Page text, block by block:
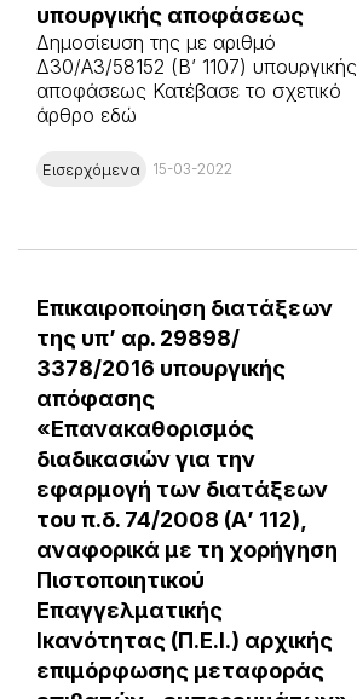
υπουργικής αποφάσεως
Δημοσίευση της με αριθμό
Δ30/A3/58152 (Β’ 1107) υπουργικής
αποφάσεως Κατέβασε το σχετικό
άρθρο εδώ
Εισερχόμενα 15-03-2022
Επικαιροποίηση διατάξεων
της υπ’ αρ. 29898/
3378/2016 υπουργικής
απόφασης
«Επανακαθορισμός
διαδικασιών για την
εφαρμογή των διατάξεων
του π.δ. 74/2008 (Α’ 112),
αναφορικά με τη χορήγηση
Πιστοποιητικού
Επαγγελματικής
Ικανότητας (Π.Ε.Ι.) αρχικής
επιμόρφωσης μεταφοράς